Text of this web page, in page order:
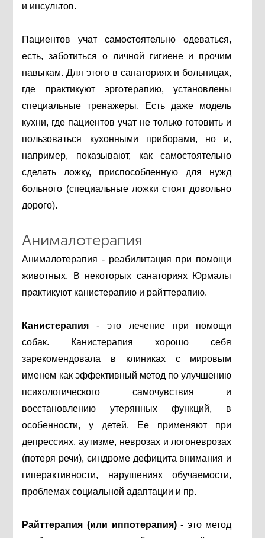
и инсультов.
Пациентов учат самостоятельно одеваться,
есть, заботиться о личной гигиене и прочим
навыкам. Для этого в санаториях и больницах,
где практикуют эрготерапию, установлены
специальные тренажеры. Есть даже модель
кухни, где пациентов учат не только готовить и
пользоваться кухонными приборами, но и,
например, показывают, как самостоятельно
сделать ложку, приспособленную для нужд
больного (специальные ложки стоят довольно
дорого).
Анималотерапия
Анималотерапия - реабилитация при помощи
животных. В некоторых санаториях Юрмалы
практикуют канистерапию и райттерапию.
Канистерапия
- это лечение при помощи
собак. Канистерапия хорошо себя
зарекомендовала в клиниках с мировым
именем как эффективный метод по улучшению
психологического самочувствия и
восстановлению утерянных функций, в
особенности, у детей. Ее применяют при
депрессиях, аутизме, неврозах и логоневрозах
(потеря речи), синдроме дефицита внимания и
гиперактивности, нарушениях обучаемости,
проблемах социальной адаптации и пр.
Райттерапия (или иппотерапия)- это метод